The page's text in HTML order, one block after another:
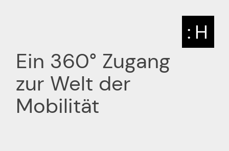
: H
Ein 360° Zugang
zur Welt der
Mobilität